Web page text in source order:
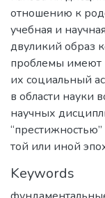
отношению к
учебная и
двуликий образ
проблемы имеют
их социальный
в области науки
научных
той или иной
Keywords